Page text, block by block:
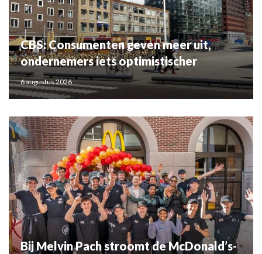
CBS: Consumenten geven meer uit,
ondernemers iets optimistischer
6 augustus 2026
Bij Melvin Pach stroomt de McDonald’s-